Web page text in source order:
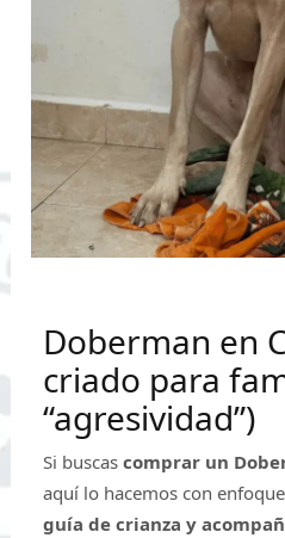
Doberman en
criado para
“agresividad”)
Si buscascomprar un
aquí lo hacemos con
guía de crianza y